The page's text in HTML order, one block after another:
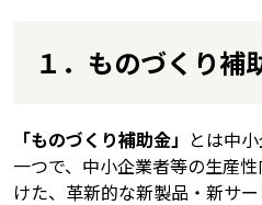
１．ものづくり補
「ものづくり補助金」 とは中
一つで、中小企業者等の生産
けた、革新的な新製品・新サ